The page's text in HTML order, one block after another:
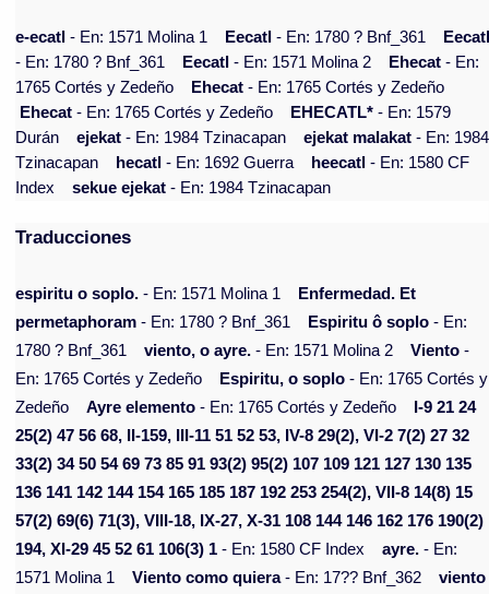
e-ecatl - En: 1571 Molina 1 Eecatl - En: 1780 ? Bnf_361
- En: 1780 ? Bnf_361
Eecatl - En: 1571 Molina 2 Ehecat - En:
1765 Cortés y Zedeño
Ehecat - En: 1765 Cortés y Zedeño
Ehecat - En: 1765 Cortés y Zedeño EHECATL* - En: 1579
Durán
ejekat - En: 1984 Tzinacapan ejekat malakat - En: 1984
Tzinacapan
hecatl - En: 1692 Guerra heecatl - En: 1580 CF
Index
sekue ejekat - En: 1984 Tzinacapan
Traducciones
espiritu o soplo. - En: 1571 Molina 1
Enfermedad. Et
permetaphoram - En: 1780 ? Bnf_361 Espiritu ô soplo - En:
1780 ? Bnf_361
viento, o ayre. - En: 1571 Molina 2 Viento -
En: 1765 Cortés y Zedeño
Espiritu, o soplo - En: 1765 Cortés y
Zedeño
Ayre elemento - En: 1765 Cortés y Zedeño
I-9 21 24
25(2) 47 56 68, II-159, III-11 51 52 53, IV-8 29(2), VI-2 7(2) 27 32
33(2) 34 50 54 69 73 85 91 93(2) 95(2) 107 109 121 127 130 135
136 141 142 144 154 165 185 187 192 253 254(2), VII-8 14(8) 15
57(2) 69(6) 71(3), VIII-18, IX-27, X-31 108 144 146 162 176 190(2)
194, XI-29 45 52 61 106(3) 1 - En: 1580 CF Index ayre. - En:
1571 Molina 1
Viento como quiera- En: 17?? Bnf_362
viento